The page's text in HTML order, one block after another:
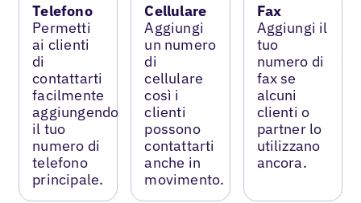
Telefono
Permetti
ai clienti
di
contattarti
facilmente
aggiungendo
il tuo
numero di
telefono
principale.
Cellulare
Aggiungi
un numero
di
cellulare
così i
clienti
possono
contattarti
anche in
movimento.
Fax
Aggiungi il
tuo
numero di
fax se
alcuni
clienti o
partner lo
utilizzano
ancora.